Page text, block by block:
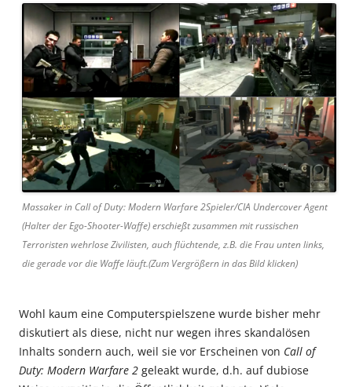
Massaker in Call of Duty: Modern Warfare 2Spieler/CIA Undercover Agent
(Halter der Ego-Shooter-Waffe) erschießt zusammen mit russischen
Terroristen wehrlose Zivilisten, auch flüchtende, z.B. die Frau unten links,
die gerade vor die Waffe läuft.(Zum Vergrößern in das Bild klicken)
Wohl kaum eine Computerspielszene wurde bisher mehr
diskutiert als diese, nicht nur wegen ihres skandalösen
Inhalts sondern auch, weil sie vor Erscheinen von Call of
Duty: Modern Warfare 2 geleakt wurde, d.h. auf dubiose